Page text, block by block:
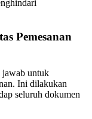
Pemesanan
untuk
Ini dilakukan
seluruh dokumen